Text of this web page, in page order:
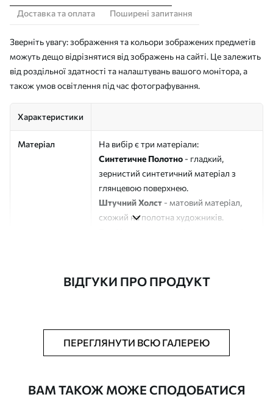
Доставка та оплата
Поширені запитання
Зверніть увагу: зображення та кольори зображених предметів
можуть дещо відрізнятися від зображень на сайті. Це залежить
від роздільної здатності та налаштувань вашого монітора, а
також умов освітлення під час фотографування.
Характеристики
Матеріал
На вибір є три матеріали:
Синтетичне Полотно - гладкий,
зернистий синтетичний матеріал з
глянцевою поверхнею.
Штучний Холст - матовий матеріал,
схожий на полотна художників.
Додатково Можна додати лакове покриття.
ВІДГУКИ ПРО ПРОДУКТ
ПЕРЕГЛЯНУТИ ВСЮ ГАЛЕРЕЮ
ВАМ ТАКОЖ МОЖЕ СПОДОБАТИСЯ